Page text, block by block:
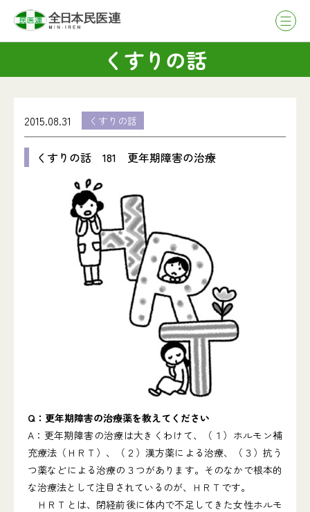
くすりの話
2015.08.31 くすりの話
くすりの話 181 更年期障害の治療
Q：更年期障害の治療薬を教えてください
A：更年期障害の治療は大きくわけて、（１）ホルモン補
充療法（ＨＲＴ）、（２）漢方薬による治療、（３）抗う
つ薬などによる治療の３つがあります。そのなかで根本的
な治療法として注目されているのが、ＨＲＴです。
ＨＲＴとは、閉経前後に体内で不足してきた女性ホルモ